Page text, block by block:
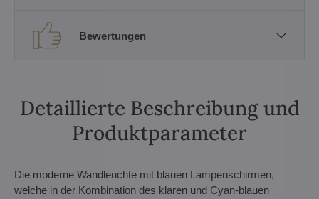
Bewertungen
Detaillierte Beschreibung und
Produktparameter
Die moderne Wandleuchte mit blauen Lampenschirmen,
welche in der Kombination des klaren und Cyan-blauen